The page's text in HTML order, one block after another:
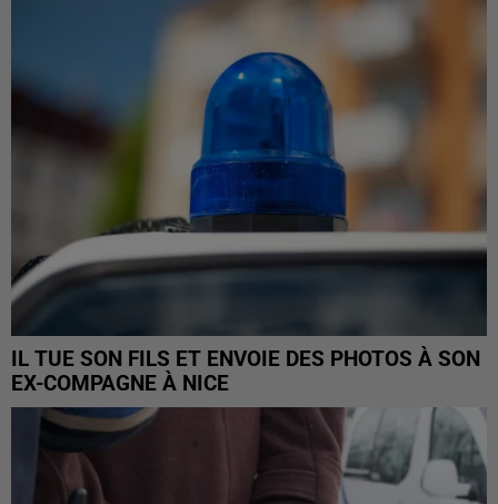
IL TUE SON FILS ET ENVOIE DES PHOTOS À SON
EX-COMPAGNE À NICE